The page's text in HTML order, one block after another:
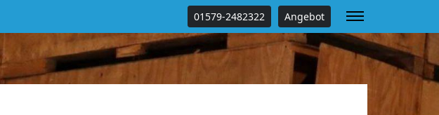
01579-2482322 Angebot